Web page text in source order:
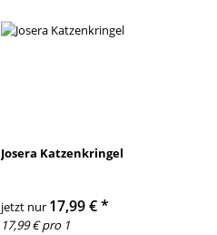
Josera Katzenkringel
jetzt nur 17,99 €*
17,99 € pro 1